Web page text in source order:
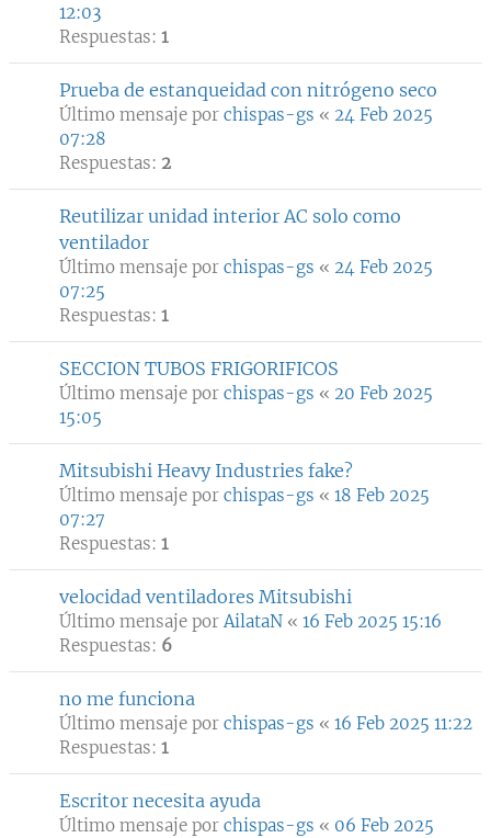
12:03
Respuestas: 1
Prueba de estanqueidad con nitrógeno seco
Último mensaje por chispas-gs « 24 Feb 2025
07:28
Respuestas: 2
Reutilizar unidad interior AC solo como
ventilador
Último mensaje por chispas-gs « 24 Feb 2025
07:25
Respuestas: 1
SECCION TUBOS FRIGORIFICOS
Último mensaje por chispas-gs « 20 Feb 2025
15:05
Mitsubishi Heavy Industries fake?
Último mensaje por chispas-gs « 18 Feb 2025
07:27
Respuestas: 1
velocidad ventiladores Mitsubishi
Último mensaje porAilataN « 16 Feb 2025 15:16
Respuestas: 6
no me funciona
Último mensaje por chispas-gs « 16 Feb 2025 11:22
Respuestas: 1
Escritor necesita ayuda
Último mensaje por chispas-gs « 06 Feb 2025